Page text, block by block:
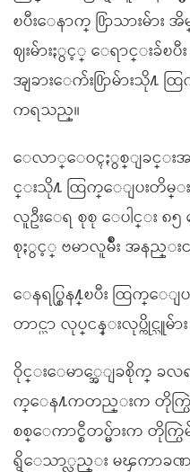
ၿပီးေနာက္ ႐ြာသားမ်ား
ဈးမ်ားႏွင့္ ေရာင္းခ်ၿပီ
အျခားေက်း႐ြာမ်ားသို
ကရသည္။
ေလာ္ေဝၚႏွစ္ျခင္း
င္းသို႔ ထြက္ေျပးတိမ္း
လူဦးေရ စုစု ေပါင္း ၈၅
စုႏွင့္ ဗမာလူမ်ိဳး အနည္းငယ္
ေနရပ္စြန႔္ၿပီး ထြက္
တာင္ယာ လုပ္ငန္းလုပ္ကိုင္သူ
ဝိုင္းေမာ္အေျခစိုက္ ခလရ
က္ေန႔ကတည္းက တိုက္ပြဲမ်ာ
စစ္ေကာင္စီတပ္မ်ားက တိုက္ပြဲ
ရွိေသာ္လည္း မၾကာခဏ